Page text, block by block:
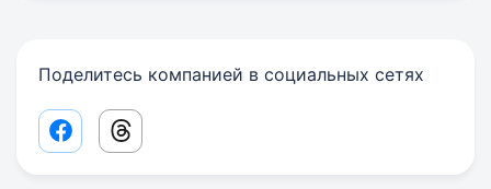
Поделитесь компанией в социальных сетях
Facebook share link
Threads share link